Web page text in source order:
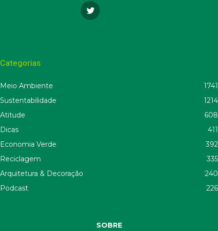
Categorias
Meio Ambiente
1741
Sustentabilidade
1214
Atitude
608
Dicas
411
Economia Verde
392
Reciclagem
335
Arquitetura & Decoração
240
Podcast
226
SOBRE